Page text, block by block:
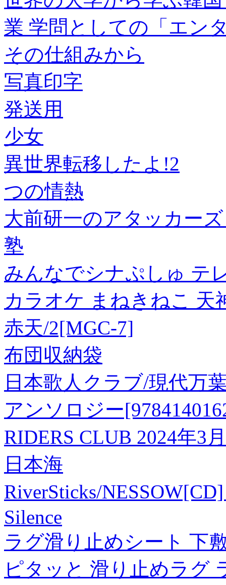
業 学問としての「エン
その仕組みから
写真印字
発送用
少女
異世界転移したよ!2
つの情熱
大前研一のアタッカー
塾
みんなでシナぷしゅ テ
カラオケ まねきねこ 天
赤天/2[MGC-7]
布団収納袋
日本歌人クラブ/現代万
アンソロジー
RIDERS CLUB 2024年3
日本海
RiverSticks/
Silence
ラグ滑り止めシート 下
ピタッと 滑り止めラグ